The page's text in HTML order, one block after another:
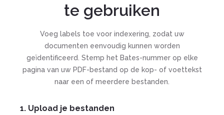
te gebruiken
Voeg labels toe voor indexering, zodat uw
documenten eenvoudig kunnen worden
geïdentificeerd. Stemp het Bates-nummer op elke
pagina van uw PDF-bestand op de kop- of voettekst
naar een of meerdere bestanden.
1. Upload je bestanden